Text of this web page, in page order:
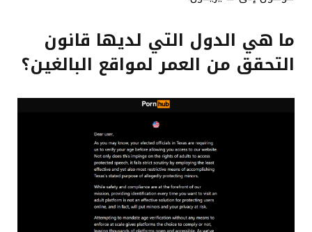
ما هي الدول التي لديها قانون
التحقق من العمر لمواقع البالغين؟